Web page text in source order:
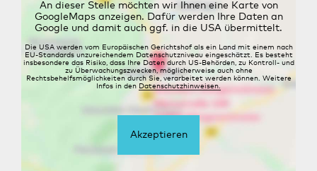
An dieser Stelle möchten wir Ihnen eine Karte von
GoogleMaps anzeigen. Dafür werden Ihre Daten an
Google und damit auch ggf. in die USA übermittelt.
Die USA werden vom Europäischen Gerichtshof als ein Land mit einem nach
EU-Standards unzureichendem Datenschutzniveau eingeschätzt. Es besteht
insbesondere das Risiko, dass Ihre Daten durch US-Behörden, zu Kontroll- und
zu Überwachungszwecken, möglicherweise auch ohne
Rechtsbehelfsmöglichkeiten durch Sie, verarbeitet werden können. Weitere
Infos in den Datenschutzhinweisen.
Akzeptieren